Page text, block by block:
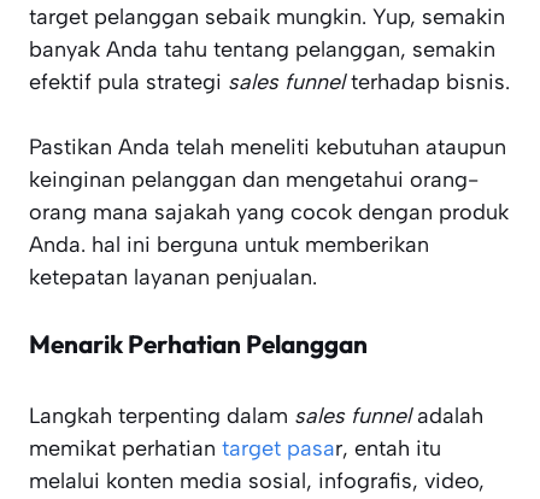
target pelanggan sebaik mungkin. Yup, semakin
banyak Anda tahu tentang pelanggan, semakin
efektif pula strategi sales funnelterhadap bisnis.
Pastikan Anda telah meneliti kebutuhan ataupun
keinginan pelanggan dan mengetahui orang-
orang mana sajakah yang cocok dengan produk
Anda. hal ini berguna untuk memberikan
ketepatan layanan penjualan.
Menarik Perhatian Pelanggan
Langkah terpenting dalam sales funneladalah
memikat perhatian target pasar, entah itu
melalui konten media sosial, infografis, video,